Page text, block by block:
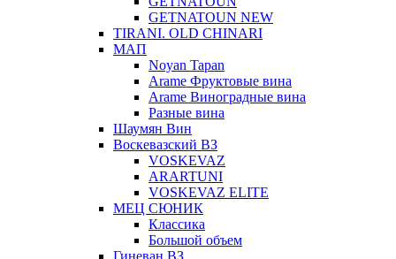
GETNATOUN NEW
TIRANI. OLD CHINARI
МАП
Noyan Tapan
Arame Фруктовые вина
Arame Виноградные вина
Разные вина
Шаумян Вин
Воскевазский ВЗ
VOSKEVAZ
ARARTUNI
VOSKEVAZ ELITE
МЕЦ СЮНИК
Классика
Большой объем
Гиневан ВЗ